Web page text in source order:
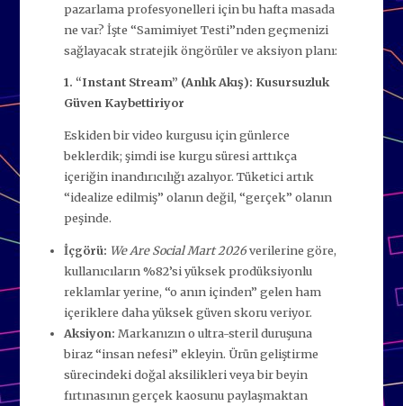
pazarlama profesyonelleri için bu hafta masada
ne var? İşte “Samimiyet Testi”nden geçmenizi
sağlayacak stratejik öngörüler ve aksiyon planı:
1. “Instant Stream” (Anlık Akış): Kusursuzluk
Güven Kaybettiriyor
Eskiden bir video kurgusu için günlerce
beklerdik; şimdi ise kurgu süresi arttıkça
içeriğin inandırıcılığı azalıyor. Tüketici artık
“idealize edilmiş” olanın değil, “gerçek” olanın
peşinde.
İçgörü: We Are Social Mart 2026verilerine göre,
kullanıcıların %82’si yüksek prodüksiyonlu
reklamlar yerine, “o anın içinden” gelen ham
içeriklere daha yüksek güven skoru veriyor.
Aksiyon: Markanızın o ultra-steril duruşuna
biraz “insan nefesi” ekleyin. Ürün geliştirme
sürecindeki doğal aksilikleri veya bir beyin
fırtınasının gerçek kaosunu paylaşmaktan